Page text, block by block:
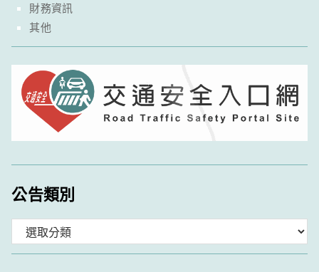
財務資訊
其他
公告類別
類